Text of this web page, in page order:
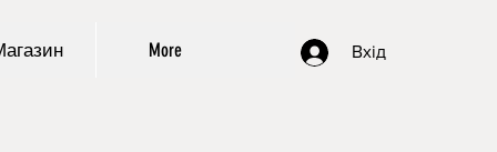
Вхід
More